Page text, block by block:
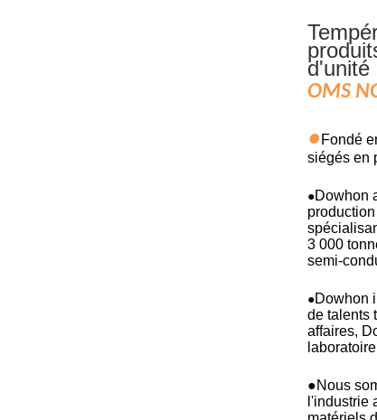
d'unité
OMS
● Fondé
siégés en
●Dowhon
3 000
semi-
●Dowhon
de talents
affaires,
●Nous
l'industrie